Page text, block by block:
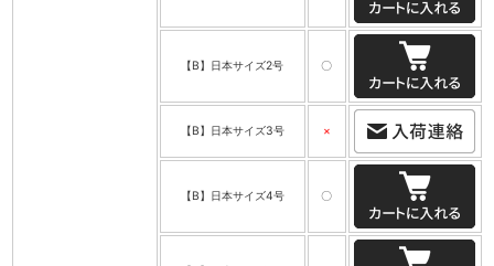
【B】日本サイズ2号 〇
【B】日本サイズ3号 ×
【B】日本サイズ4号 〇